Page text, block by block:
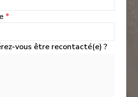
à Bord
along scenic waterways and dock
can’t access — this small ship cruising
is unlike any other.
*
vous être recontacté(e) ?